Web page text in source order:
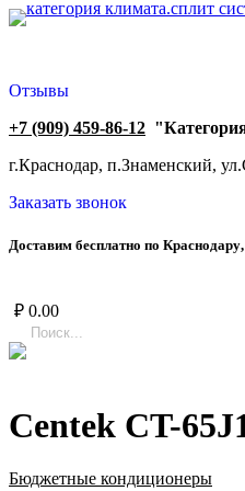
Отзывы
+7 (909) 459-86-12
г.Краснодар, п.Знаменский,
Заказать звонок
Доставим бесплатно по Краснодару,
₽ 0.00
Centek CT-
Бюджетные кондиционеры